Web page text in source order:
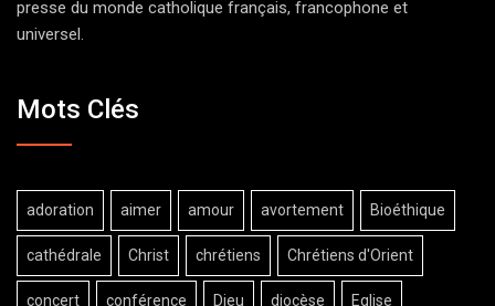
presse du monde catholique français, francophone et
universel.
Mots Clés
adoration aimer amour avortement Bioéthique
cathédrale Christ chrétiens Chrétiens d'Orient
concert conférence Dieu diocèse Eglise